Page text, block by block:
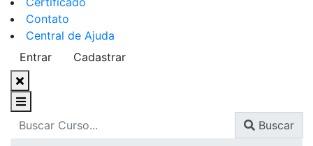
Contato
Central de Ajuda
Entrar
Cadastrar
Buscar